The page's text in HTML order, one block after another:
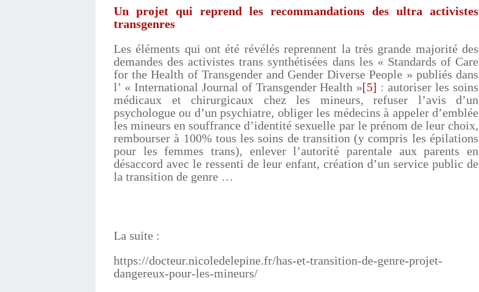
Un projet qui reprend les recommandations des ultra activistes
transgenres
Les éléments qui ont été révélés reprennent la très grande majorité des
demandes des activistes trans synthétisées dans les « Standards of Care
for the Health of Transgender and Gender Diverse People » publiés dans
l’ « International Journal of Transgender Health »[5] : autoriser les soins
médicaux et chirurgicaux chez les mineurs, refuser l’avis d’un
psychologue ou d’un psychiatre, obliger les médecins à appeler d’emblée
les mineurs en souffrance d’identité sexuelle par le prénom de leur choix,
rembourser à 100% tous les soins de transition (y compris les épilations
pour les femmes trans), enlever l’autorité parentale aux parents en
désaccord avec le ressenti de leur enfant, création d’un service public de
la transition de genre …
La suite :
https://docteur.nicoledelepine.fr/has-et-transition-de-genre-projet-
dangereux-pour-les-mineurs/